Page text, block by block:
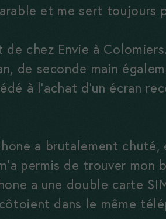
et me sert toujours
chez Envie à
de seconde main
à l’achat d’un écran
a brutalement chuté,
permis de trouver
a une double carte
dans le même